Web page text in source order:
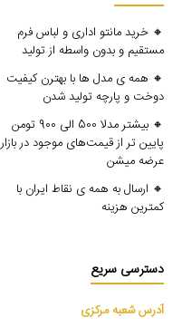
🔸 خرید مانتو اداری و لباس فرم
مستقیم و بدون واسطه از تولید
🔸 همه ی مدل ها با بهترن کیفیت
دوخت و پارچه تولید شدن
🔸 بیشتر مدلا 500 الی 900 تومن
پایین تر از قیمت‌های موجود در بازار
عرضه میشن
🔸 ارسال به همه ی نقاط ایران با
کمترین هزینه
دسترسی سریع
آدرس شعبه مرکزی